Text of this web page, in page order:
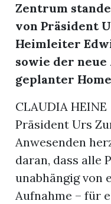
Zentrum
von Präsident
Heimleiter
sowie der
geplanter
CLAUDIA HEINE
Präsident Urs
Anwesenden
daran, dass alle
unabhängig von
Aufnahme – für